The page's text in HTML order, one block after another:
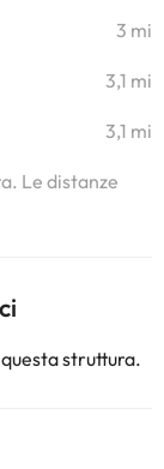
3 mi
3,1 mi
3,1 mi
Le distanze
struttura.